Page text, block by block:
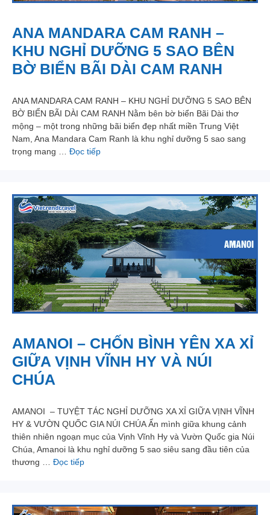
ANA MANDARA CAM RANH –
KHU NGHỈ DƯỠNG 5 SAO BÊN
BỜ BIỂN BÃI DÀI CAM RANH
ANA MANDARA CAM RANH – KHU NGHỈ DƯỠNG 5 SAO BÊN
BỜ BIỂN BÃI DÀI CAM RANH Nằm bên bờ biển Bãi Dài thơ
mộng – một trong những bãi biển đẹp nhất miền Trung Việt
Nam, Ana Mandara Cam Ranh là khu nghỉ dưỡng 5 sao sang
trọng mang … Đọc tiếp
AMANOI – CHỐN BÌNH YÊN XA XỈ
GIỮA VỊNH VĨNH HY VÀ NÚI
CHÚA
AMANOI – TUYỆT TÁC NGHỈ DƯỠNG XA XỈ GIỮA VỊNH VĨNH
HY & VƯỜN QUỐC GIA NÚI CHÚA Ẩn mình giữa khung cảnh
thiên nhiên ngoạn mục của Vịnh Vĩnh Hy và Vườn Quốc gia Núi
Chúa, Amanoi là khu nghỉ dưỡng 5 sao siêu sang đầu tiên của
thương … Đọc tiếp